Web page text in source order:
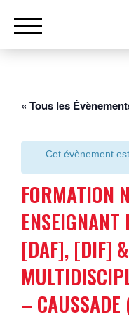
« Tous les
Cet évènement
[DAF], [DIF]
–